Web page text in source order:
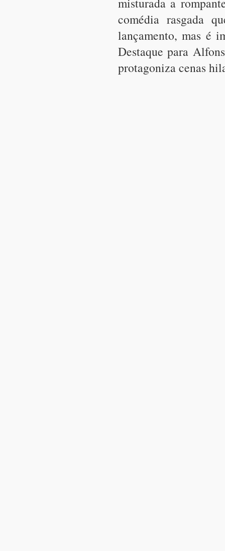
comédia rasgada
lançamento, mas é
Destaque para
protagoniza cenas